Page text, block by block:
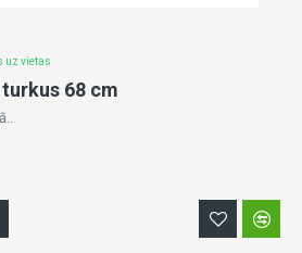
uz vietas
turkus 68 cm